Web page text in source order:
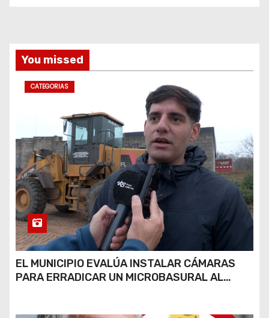
You missed
CATEGORIAS
EL MUNICIPIO EVALÚA INSTALAR CÁMARAS
PARA ERRADICAR UN MICROBASURAL AL